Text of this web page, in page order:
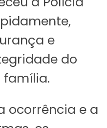
e
do
família.
ocorrência e a